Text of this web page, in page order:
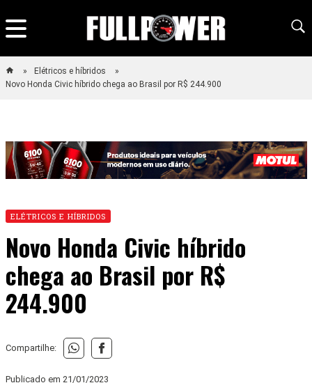
Elétricos e híbridos
Novo Honda Civic híbrido chega ao Brasil por R$ 244.900
ELÉTRICOS E HÍBRIDOS
Novo Honda Civic híbrido
chega ao Brasil por R$
244.900
Compartilhe:
Publicado em 21/01/2023